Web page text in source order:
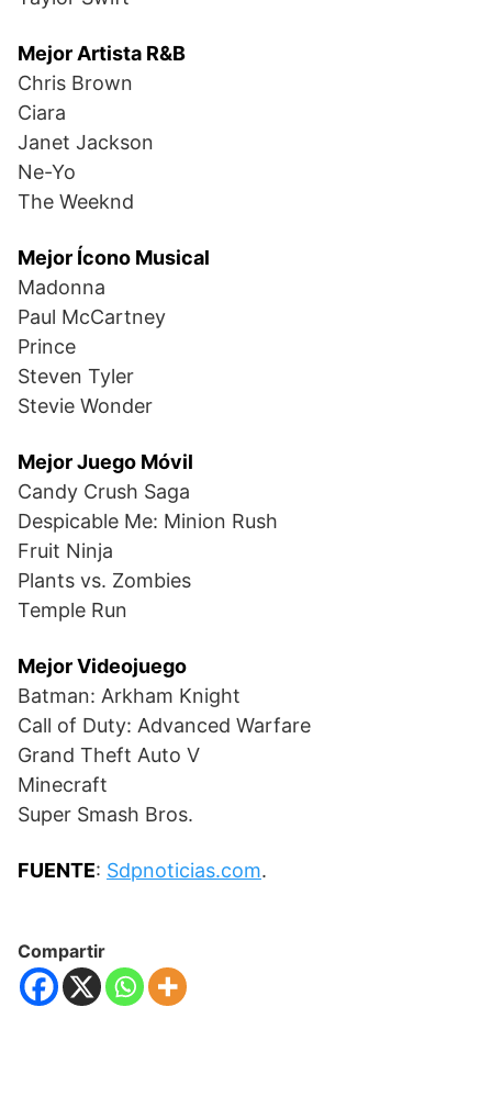
Mejor Artista R&B
Chris Brown
Ciara
Janet Jackson
Ne-Yo
The Weeknd
Mejor Ícono Musical
Madonna
Paul McCartney
Prince
Steven Tyler
Stevie Wonder
Mejor Juego Móvil
Candy Crush Saga
Despicable Me: Minion Rush
Fruit Ninja
Plants vs. Zombies
Temple Run
Mejor Videojuego
Batman: Arkham Knight
Call of Duty: Advanced Warfare
Grand Theft Auto V
Minecraft
Super Smash Bros.
FUENTE: Sdpnoticias.com.
Compartir